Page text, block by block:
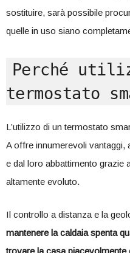
sostituire, sarà possibile
quelle in uso siano
Perché
termostato
L’utilizzo di un termostato
A offre innumerevoli vantaggi,
e dal loro abbattimento grazie
altamente evoluto.
Il controllo a distanza e la
mantenere la caldaia spenta
trovare la casa piacevolmente